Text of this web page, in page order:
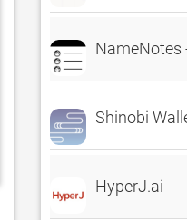
NameNotes
Shinobi
HyperJ.ai